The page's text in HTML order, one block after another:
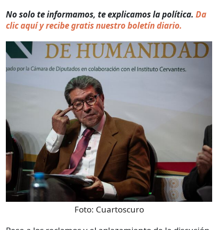
No solo te informamos, te explicamos la política. Da
clic aquí y recibe gratis nuestro boletín diario.
Foto: Cuartoscuro